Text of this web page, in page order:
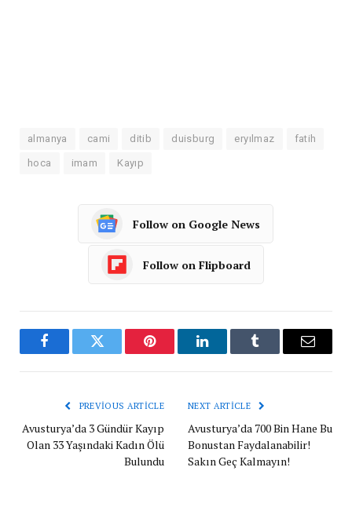
almanya cami ditib duisburg eryılmaz fatih
hoca imam Kayıp
Follow on Google News
Follow on Flipboard
FacebookTwitter Pinterest LinkedInTumblr Email
PREVIOUS ARTICLE
Avusturya’da 3 Gündür Kayıp
Olan 33 Yaşındaki Kadın Ölü
Bulundu
NEXT ARTICLE
Avusturya’da 700 Bin Hane Bu
Bonustan Faydalanabilir!
Sakın Geç Kalmayın!